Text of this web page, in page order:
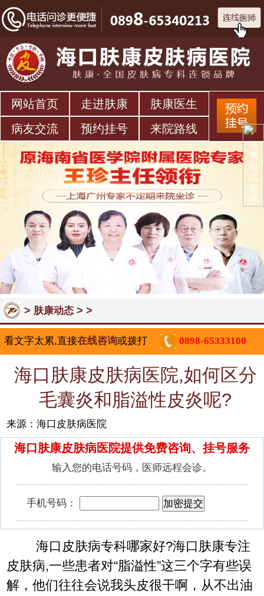
网站首页 走进肤康
肤康医生
病友交流
预约挂号 来院路线
> 肤康动态> >
看文字太累,直接在线咨询或拨打 0898-65333100
海口肤康皮肤病医院,如何区分
毛囊炎和脂溢性皮炎呢?
来源：海口皮肤病医院
海口肤康皮肤病医院提供免费咨询、挂号服务
输入您的电话号码，医师远程会诊。
手机号码：
海口皮肤病专科哪家好?海口肤康专注
皮肤病,一些患者对“脂溢性”这三个字有些误
解，他们往往会说我头皮很干啊，从不出油
免
费
电
话
咨
询